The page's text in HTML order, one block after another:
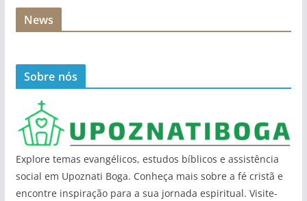
News
Sobre nós
Explore temas evangélicos, estudos bíblicos e assistência
social em Upoznati Boga. Conheça mais sobre a fé cristã e
encontre inspiração para a sua jornada espiritual. Visite-